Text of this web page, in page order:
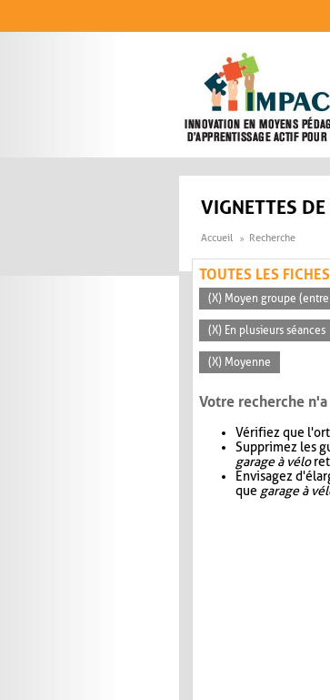
VIGNETTES
Accueil Recherche
TOUTES LES
(X) Moyen groupe
(X) En plusieurs séances
(X) Moyenne
Votre recherche
Vérifiez que
Supprimez les
garage à vélo
Envisagez
que garage à